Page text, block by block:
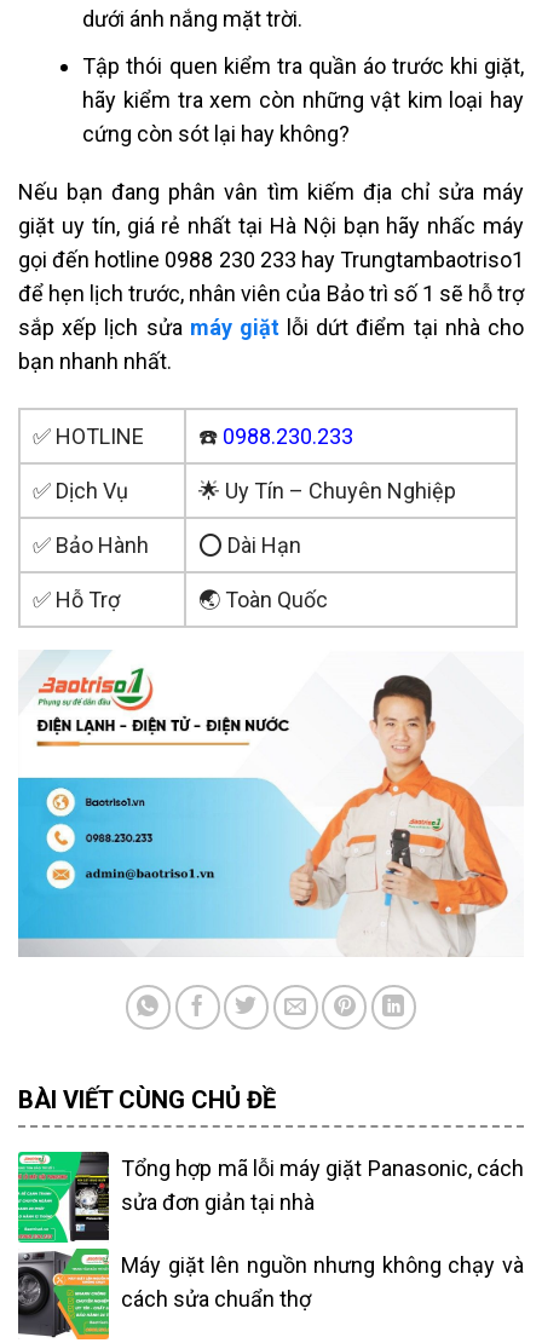
dưới ánh nắng mặt trời.
Tập thói quen kiểm tra quần áo trước khi giặt,
hãy kiểm tra xem còn những vật kim loại hay
cứng còn sót lại hay không?
Nếu bạn đang phân vân tìm kiếm địa chỉ sửa máy
giặt uy tín, giá rẻ nhất tại Hà Nội bạn hãy nhấc máy
gọi đến hotline 0988 230 233 hay Trungtambaotriso1
để hẹn lịch trước, nhân viên của Bảo trì số 1 sẽ hỗ trợ
sắp xếp lịch sửa máy giặtlỗi dứt điểm tại nhà cho
bạn nhanh nhất.
✅ HOTLINE ☎️ 0988.230.233
✅ Dịch Vụ 🌟 Uy Tín – Chuyên Nghiệp
✅ Bảo Hành ⭕ Dài Hạn
✅ Hỗ Trợ 🌏 Toàn Quốc
BÀI VIẾT CÙNG CHỦ ĐỀ
Tổng hợp mã lỗi máy giặt Panasonic, cách
sửa đơn giản tại nhà
Máy giặt lên nguồn nhưng không chạy và
cách sửa chuẩn thợ